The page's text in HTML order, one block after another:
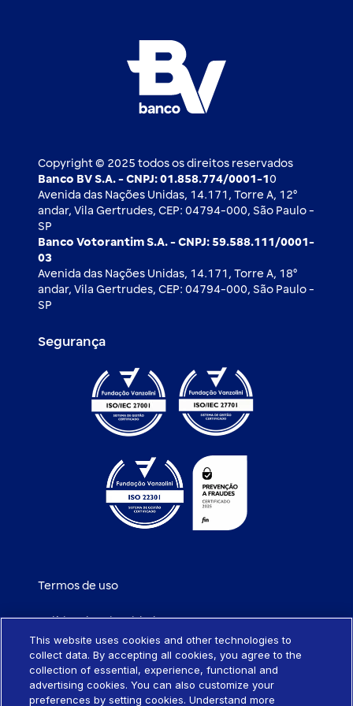
Câmbio e Comércio exterior
Notícias Econômicas
Copyright © 2025 todos os direitos reservados
Banco BV S.A. - CNPJ: 01.858.774/0001-1 0
Avenida das Nações Unidas, 14.171, Torre A, 12⁰
andar, Vila Gertrudes, CEP: 04794-000, São Paulo -
SP
Banco Votorantim S.A. - CNPJ: 59.588.111/0001-
03
Avenida das Nações Unidas, 14.171, Torre A, 18⁰
andar, Vila Gertrudes, CEP: 04794-000, São Paulo -
SP
Segurança
Termos de uso
Política de privacidade
Política de cookies
Portabilidade de empréstimo
This website uses cookies and other technologies to
collect data. By accepting all cookies, you agree to the
collection of essential, experience, functional and
advertising cookies. You can also customize your
preferences by setting cookies. Understand more